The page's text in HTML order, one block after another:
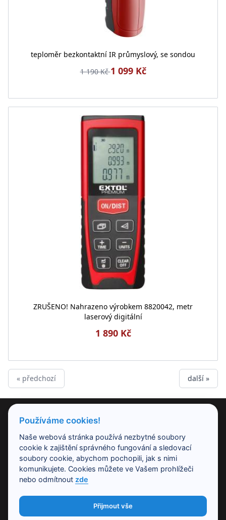
teploměr bezkontaktní IR průmyslový, se sondou
1 190 Kč1 099 Kč
ZRUŠENO! Nahrazeno výrobkem 8820042, metr
laserový digitální
1 890 Kč
« předchozí další »
PRODUKTY
NAŠE SPOLEČNOST
PRACOVNÍ DOBA
Používáme cookies!
Naše webová stránka používá nezbytné soubory
cookie k zajištění správného fungování a sledovací
soubory cookie, abychom pochopili, jak s nimi
komunikujete. Cookies můžete ve Vašem prohlížeči
nebo odmítnout zde
Přijmout vše